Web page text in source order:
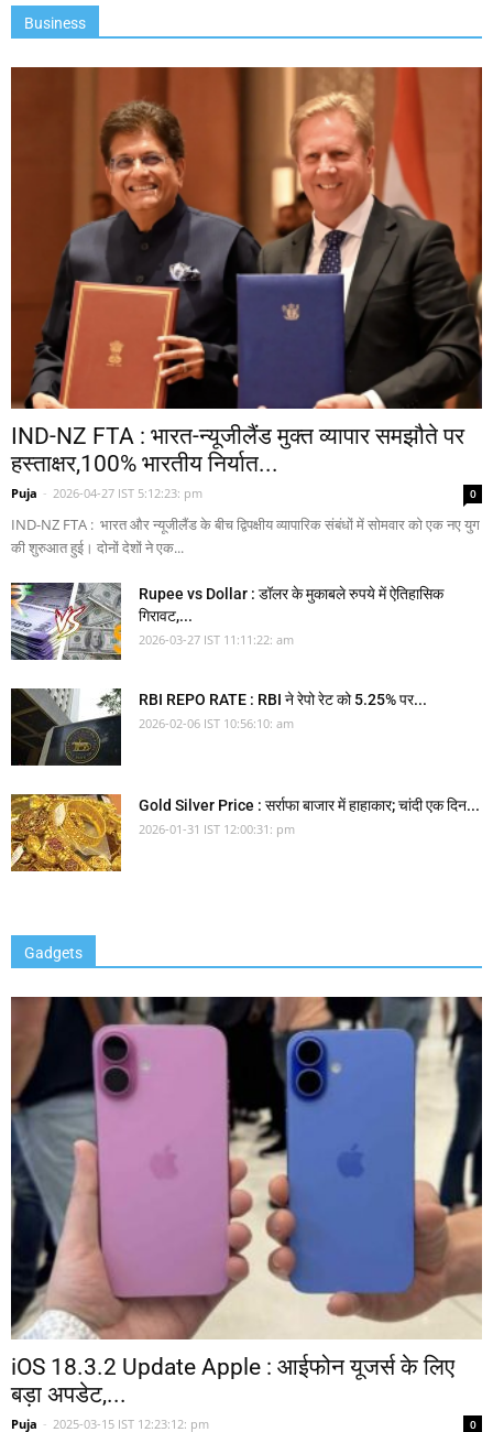
Business
IND-NZ FTA : भारत-न्यूजीलैंड मुक्त व्यापार समझौते पर
हस्ताक्षर,100% भारतीय निर्यात...
Puja - 2026-04-27 IST 5:12:23: pm 0
IND-NZ FTA : भारत और न्यूजीलैंड के बीच द्विपक्षीय व्यापारिक संबंधों में सोमवार को एक नए युग
की शुरुआत हुई। दोनों देशों ने एक...
Rupee vs Dollar : डॉलर के मुकाबले रुपये में ऐतिहासिक
गिरावट,...
2026-03-27 IST 11:11:22: am
RBI REPO RATE : RBI ने रेपो रेट को 5.25% पर...
2026-02-06 IST 10:56:10: am
Gold Silver Price : सर्राफा बाजार में हाहाकार; चांदी एक दिन...
2026-01-31 IST 12:00:31: pm
Gadgets
iOS 18.3.2 Update Apple : आईफोन यूजर्स के लिए
बड़ा अपडेट,...
Puja - 2025-03-15 IST 12:23:12: pm 0